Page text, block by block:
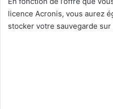
licence Acronis, vous aurez
stocker votre sauvegarde sur